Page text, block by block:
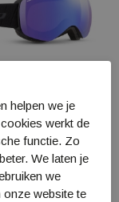
Reactiv
helpen we je
werkt de
functie. Zo
We laten je
we
onze website te